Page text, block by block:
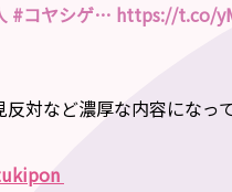
#コヤシゲ… https://t.co/
対など濃厚な内容になっ